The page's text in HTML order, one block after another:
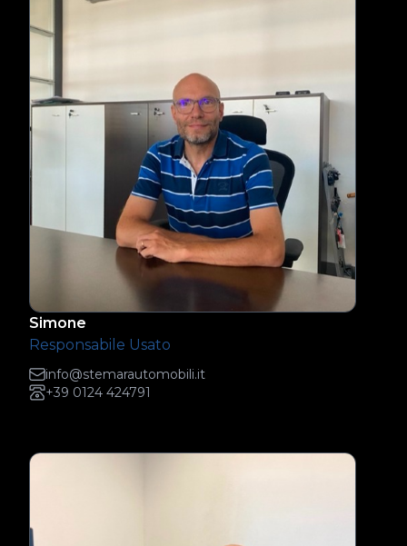
Simone
Responsabile Usato
info@stemarautomobili.it
+39 0124 424791